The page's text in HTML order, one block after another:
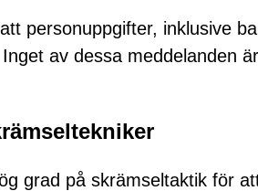
personuppgifter, inklusive
av dessa meddelanden
grad på skrämseltaktik för